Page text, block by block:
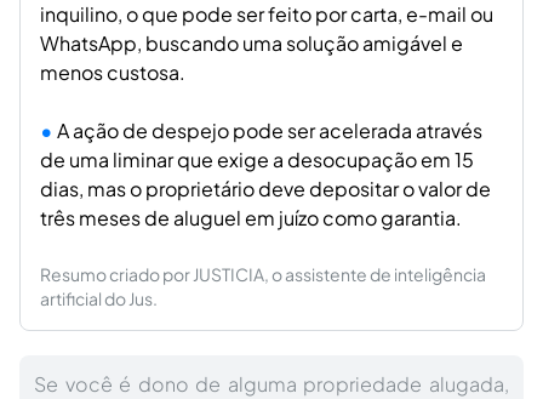
inquilino, o que pode ser feito por carta, e-mail ou
WhatsApp, buscando uma solução amigável e
menos custosa.
A ação de despejo pode ser acelerada através
de uma liminar que exige a desocupação em 15
dias, mas o proprietário deve depositar o valor de
três meses de aluguel em juízo como garantia.
Resumo criado por JUSTICIA, o assistente de inteligência
artificial do Jus.
Se você é dono de alguma propriedade alugada,